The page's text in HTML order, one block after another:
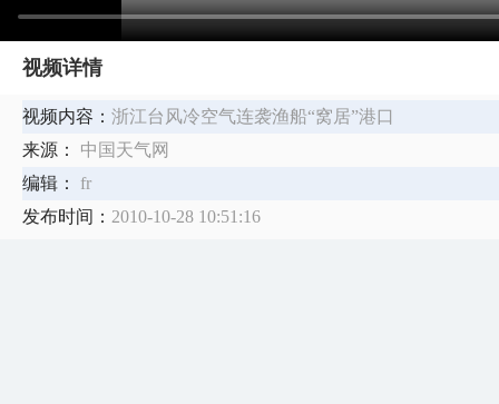
视频详情
视频内容： 浙江台风冷空气连袭渔船“窝居”港口
来源：
中国天气网
编辑：
fr
发布时间： 2010-10-28 10:51:16